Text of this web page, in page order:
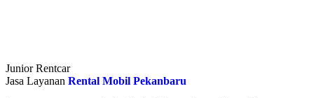
Junior Rentcar
Jasa Layanan Rental Mobil Pekanbaru